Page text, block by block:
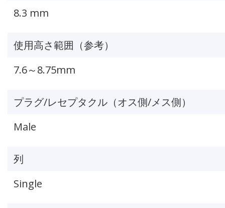
8.3 mm
使用高さ範囲（参考）
7.6～8.75mm
プラグ/レセプタクル（オス側/メス側）
Male
列
Single